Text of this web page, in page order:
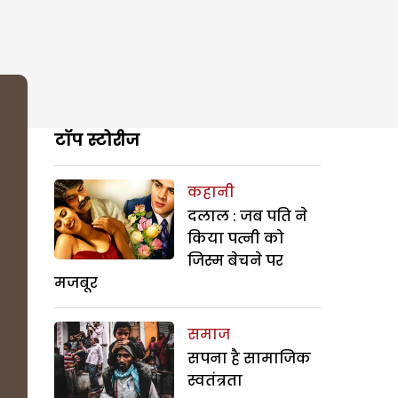
टॉप स्टोरीज
कहानी
दलाल : जब पति ने
किया पत्नी को
जिस्म बेचने पर
मजबूर
समाज
सपना है सामाजिक
स्वतंत्रता